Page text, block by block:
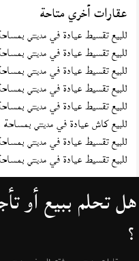
عقارات أخري متاحة
للبيع تقسيط عيادة فيمدينتي بمساحة
للبيع تقسيط عيادة فيمدينتي بمساحة
للبيع تقسيط عيادة فيمدينتي بمساحة
للبيع تقسيط عيادة فيمدينتي بمساحة
للبيع تقسيط عيادة فيمدينتي بمساحة
للبيع كاش عيادة فيمدينتي بمساحة 32 م
للبيع تقسيط عيادة فيمدينتي بمساحة
للبيع تقسيط عيادة فيمدينتي بمساحة
هل تحلم ببيع أو
؟